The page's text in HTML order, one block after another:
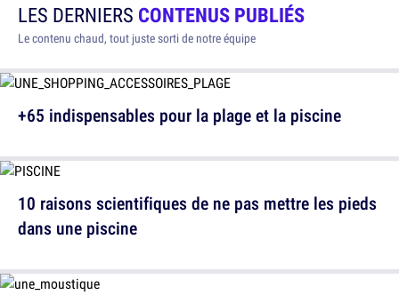
LES DERNIERS CONTENUS PUBLIÉS
Le contenu chaud, tout juste sorti de notre équipe
+65 indispensables pour la plage et la piscine
10 raisons scientifiques de ne pas mettre les pieds
dans une piscine